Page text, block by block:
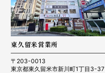
東久留米営業所
〒203-0013
東京都東久留米市新川町1丁目3-37